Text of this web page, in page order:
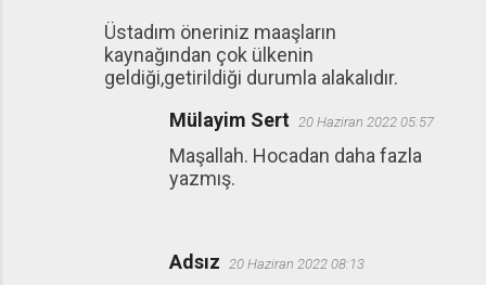
Üstadım öneriniz maaşların
kaynağından çok ülkenin
geldiği,getirildiği durumla alakalıdır.
Mülayim Sert 20 Haziran 2022 05:57
Maşallah. Hocadan daha fazla
yazmış.
Adsız 20 Haziran 2022 08:13